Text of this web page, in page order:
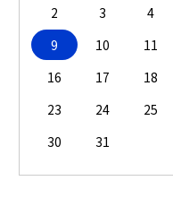
2
3 4
9
10 11
16
17 18
23
24 25
30
31